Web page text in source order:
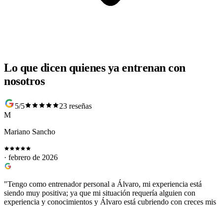
Lo que dicen quienes ya entrenan con
nosotros
5/5
23 reseñas
M
Mariano Sancho
· febrero de 2026
"Tengo como entrenador personal a Álvaro, mi experiencia está
siendo muy positiva; ya que mi situación requería alguien con
experiencia y conocimientos y Álvaro está cubriendo con creces mis